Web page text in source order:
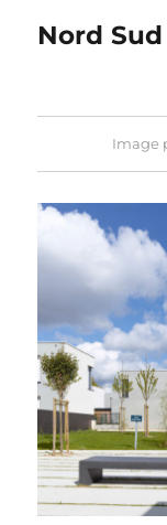
Nord
Image